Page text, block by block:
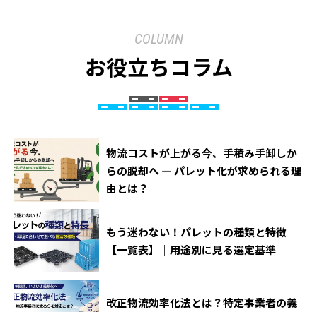
COLUMN
お役立ちコラム
物流コストが上がる今、手積み手卸しか
らの脱却へ ― パレット化が求められる理
由とは？
もう迷わない！パレットの種類と特徴
【一覧表】｜用途別に見る選定基準
改正物流効率化法とは？特定事業者の義